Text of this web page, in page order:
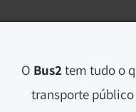
O Bus2 tem tudo o
transporte público